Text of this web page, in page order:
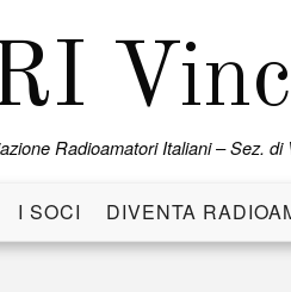
Radioamatori Italiani – Sez.
I SOCI DIVENTA